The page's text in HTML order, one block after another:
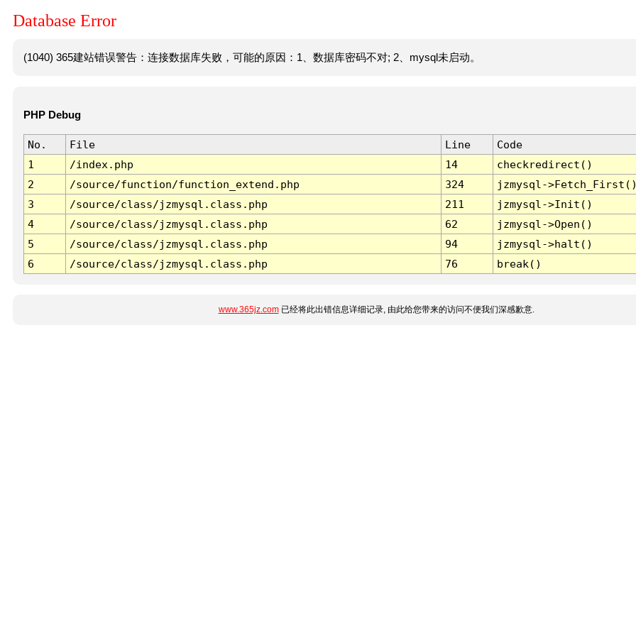
Database Error
(1040) 365建站错误警告：连接数据库失败，可能的原因：1、数据库密码不对; 2、mysql未启动。
PHP Debug
No. File Line
Code
1
/index.php 14
checkredirect()
2
/source/function/function_extend.php 324
jzmysql-
3
/source/class/jzmysql.class.php 211
jzmysql->Init()
4
/source/class/jzmysql.class.php 62
jzmysql->Open()
5
/source/class/jzmysql.class.php 94
jzmysql->halt()
6
/source/class/jzmysql.class.php 76 break()
www.365jz.com已经将此出错信息详细记录, 由此给您带来的访问不便我们深感歉意.